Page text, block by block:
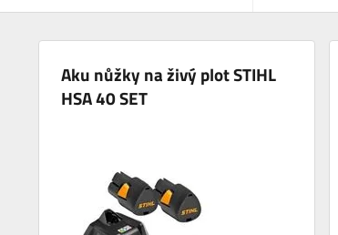
Aku nůžky na živý plot STIHL
HSA 40 SET